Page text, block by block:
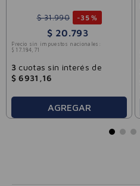
$ 31.990 -35 %
$ 20 793
Precio sin impuestos nacionales:
$ 17. 184 71
3cuotas sin interés de
$ 6931 16
AGREGAR